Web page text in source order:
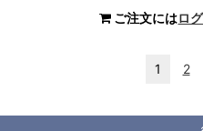
ご注文にはロ
1 2